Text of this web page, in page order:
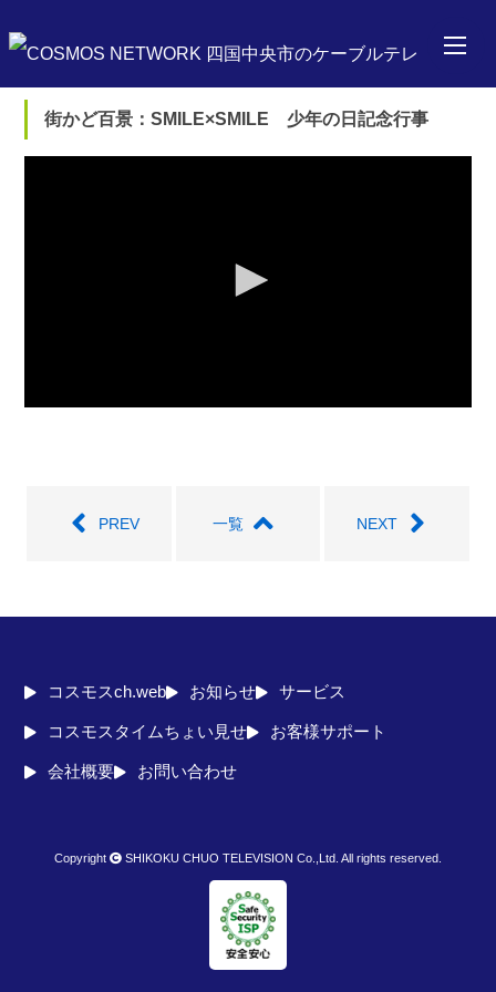
街かど百景：SMILE×SMILE 少年の日記念行事
PREV 一覧 NEXT
コスモスch.web お知らせ サービス
コスモスタイムちょい見せ お客様サポート
会社概要 お問い合わせ
Copyright SHIKOKU CHUO TELEVISION Co.,Ltd. All rights reserved.